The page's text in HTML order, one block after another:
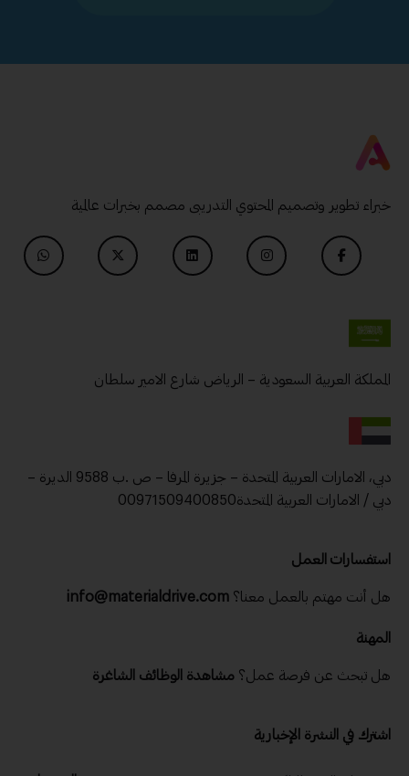
خبراء تطوير وتصميم المحتوي التدريبى مصمم بخبرات عالمية
المملكة العربية السعودية – الرياض شارع الامير سلطان
دبي، الامارات العربية المتحدة – جزيرة المرفا – ص .ب 9588 الديرة –
دبي / الامارات العربية المتحدة00971509400850
استفسارات العمل
هل أنت مهتم بالعمل معنا؟ info@materialdrive.com
المهنة
هل تبحث عن فرصة عمل؟ مشاهدة الوظائف الشاغرة
اشترك في النشرة الإخبارية